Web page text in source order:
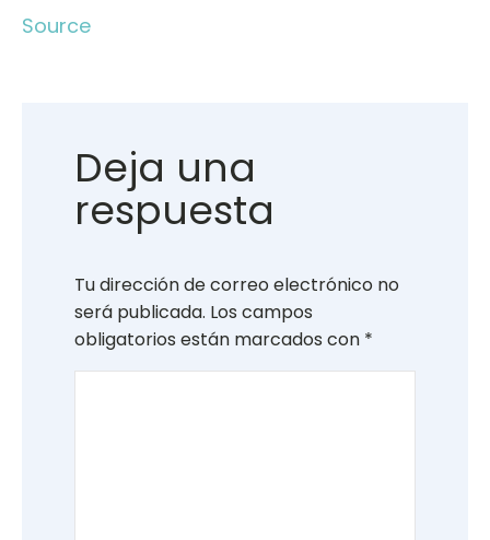
Source
Deja una
respuesta
Tu dirección de correo electrónico no
será publicada. Los campos
obligatorios están marcados con *